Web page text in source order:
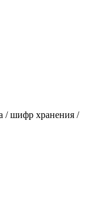
/ шифр хранения /